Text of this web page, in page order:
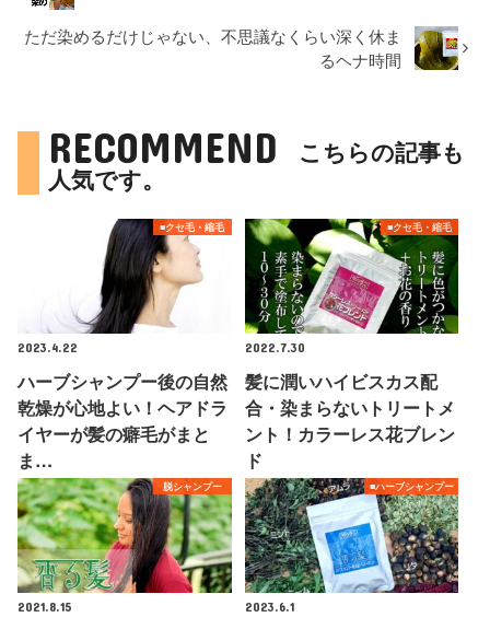
ただ染めるだけじゃない、不思議なくらい深く休ま
るヘナ時間
RECOMMEND
こちらの記事も
人気です。
■クセ毛・縮毛
2023.4.22
ハーブシャンプー後の自然
乾燥が心地よい！ヘアドラ
イヤーが髪の癖毛がまと
ま…
■クセ毛・縮毛
2022.7.30
髪に潤いハイビスカス配
合・染まらないトリートメ
ント！カラーレス花ブレン
ド
脱シャンプー
2021.8.15
■ハーブシャンプー
2023.6.1